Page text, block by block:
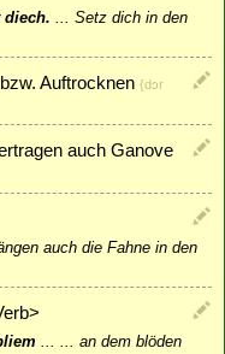
diech. ... Setz dich in den
Auftrocknen {dɔr
auch Ganove
auch die Fahne in den
... ... an dem blöden